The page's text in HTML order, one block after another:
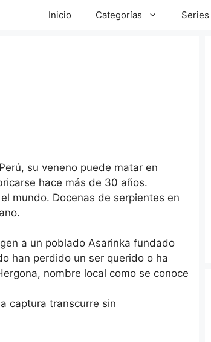
Inicio Categorías Series
su veneno puede matar en
hace más de 30 años.
mundo. Docenas de serpientes en
a un poblado Asarinka fundado
han perdido un ser querido o ha
nombre local como se conoce
captura transcurre sin